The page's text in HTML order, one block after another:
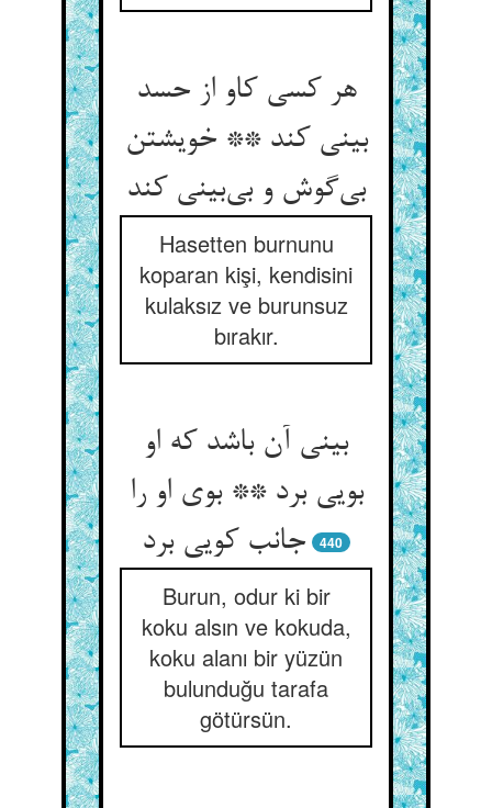
هر کسی کاو از حسد
بینی کند ** خویشتن
بی‌‌گوش و بی‌‌بینی کند
Hasetten burnunu
koparan kişi, kendisini
kulaksız ve burunsuz
bırakır.
بینی آن باشد که او
بویی برد ** بوی او را
جانب کویی برد
440
Burun, odur ki bir
koku alsın ve kokuda,
koku alanı bir yüzün
bulunduğu tarafa
götürsün.